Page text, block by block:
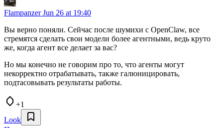
FlampanzerJun 26 at 19:40
Вы верно поняли. Сейчас после шумихи с OpenClaw, все
стремятся сделать свои модели более агентными, ведь круто
же, когда агент все делает за вас?
Но мы конечно не говорим про то, что агенты могут
некорректно отрабатывать, также галюницировать,
подтасовывать результаты работы.
+1
Look